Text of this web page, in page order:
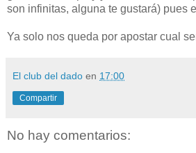
son infinitas, alguna te gustará) pues
Ya solo nos queda por apostar cual
El club del dado en 17:00
Compartir
No hay comentarios: